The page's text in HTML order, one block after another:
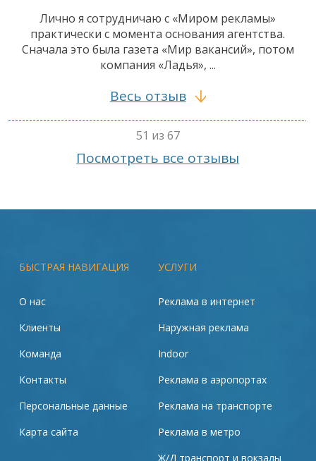
Лично я сотрудничаю с «Миром рекламы»
практически с момента основания агентства.
Сначала это была газета «Мир вакансий», потом
компания «Ладья», ...
Весь отзыв
51 из 67
Посмотреть все отзывы
БЫСТРАЯ НАВИГАЦИЯ УСЛУГИ
О нас
Клиенты
Команда
Контакты
Персональные данные
Карта сайта
Реклама в интернет
Наружная реклама
Indoor
Реклама в аэропортах
Реклама на транспорте
Реклама в метро
Ж/Д транспорт и вокзалы